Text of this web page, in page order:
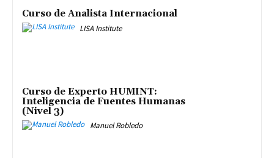
Curso de Analista Internacional
LISA Institute
Curso de Experto HUMINT:
Inteligencia de Fuentes Humanas
(Nivel 3)
Manuel Robledo